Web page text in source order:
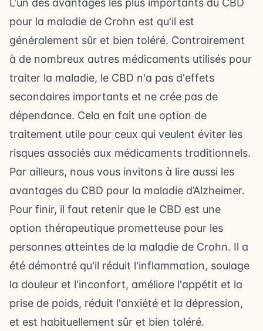
L'un des avantages les plus importants du CBD
pour la maladie de Crohn est qu'il est
généralement sûr et bien toléré. Contrairement
à de nombreux autres médicaments utilisés pour
traiter la maladie, le CBD n'a pas d'effets
secondaires importants et ne crée pas de
dépendance. Cela en fait une option de
traitement utile pour ceux qui veulent éviter les
risques associés aux médicaments traditionnels.
Par ailleurs, nous vous invitons à lire aussi les
avantages du CBD pour la maladie d’Alzheimer.
Pour finir, il faut retenir que le CBD est une
option thérapeutique prometteuse pour les
personnes atteintes de la maladie de Crohn. Il a
été démontré qu'il réduit l'inflammation, soulage
la douleur et l'inconfort, améliore l'appétit et la
prise de poids, réduit l'anxiété et la dépression,
et est habituellement sûr et bien toléré.